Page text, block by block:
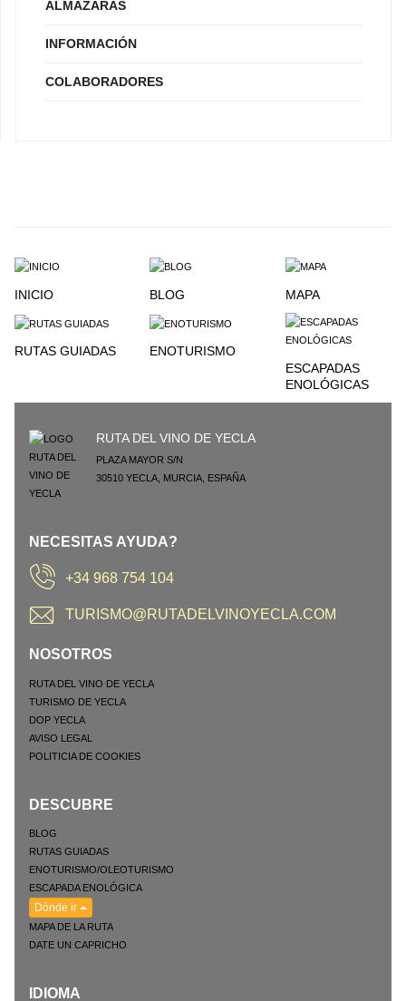
ALMAZARAS
INFORMACIÓN
COLABORADORES
INICIO BLOG MAPA
RUTAS GUIADAS
ENOTURISMO
ESCAPADAS
ENOLÓGICAS
RUTA DEL VINO DE YECLA
PLAZA MAYOR S/N
30510 YECLA, MURCIA, ESPAÑA
NECESITAS AYUDA?
+34 968 754 104
TURISMO@RUTADELVINOYECLA.COM
NOSOTROS
RUTA DEL VINO DE YECLA
TURISMO DE YECLA
DOP YECLA
AVISO LEGAL
POLITICIA DE COOKIES
DESCUBRE
BLOG
RUTAS GUIADAS
ENOTURISMO/OLEOTURISMO
ESCAPADA ENOLÓGICA
Dónde ir
MAPA DE LA RUTA
DATE UN CAPRICHO
IDIOMA